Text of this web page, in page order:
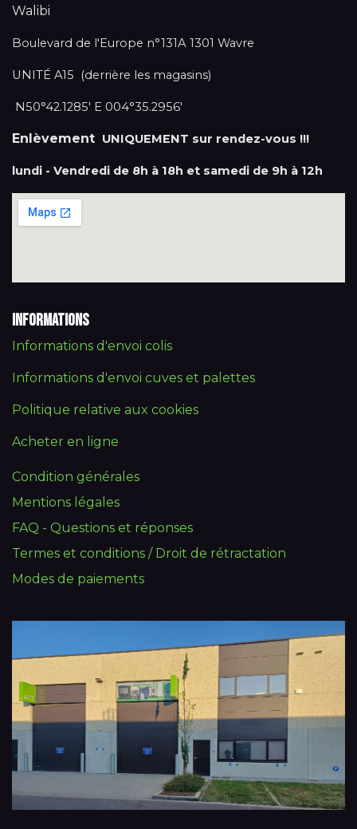
Walibi
Boulevard de l'Europe n°131A 1301 Wavre
UNITÉ A15 (derrière les magasins)
N50°42.1285' E 004°35.2956'
Enlèvement UNIQUEMENT sur rendez-vous !!!
lundi - Vendredi de 8h à 18h et samedi de 9h à 12h
Informations
Informations d'envoi colis
Informations d'envoi cuves et palettes
Politique relative aux cookies
Acheter en ligne
Condition générales
Mentions légales
FAQ - Questions et réponses
Termes et conditions / Droit de rétractation
Modes de paiements